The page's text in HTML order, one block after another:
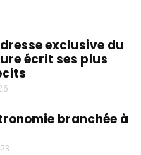
exclusive du
écrit ses plus
branchée à